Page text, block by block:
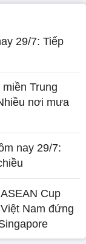
29/7: Tiếp
Trung
nơi mưa
nay 29/7:
Cup
Nam đứng